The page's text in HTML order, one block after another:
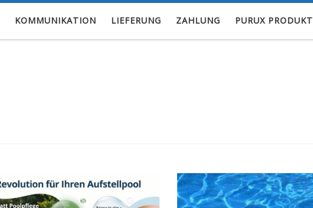
KOMMUNIKATION LIEFERUNG ZAHLUNG PURUX